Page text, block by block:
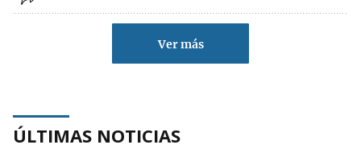
Ver más
ÚLTIMAS NOTICIAS